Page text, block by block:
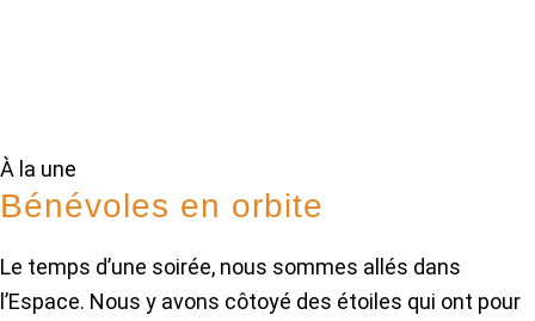
À la une
Bénévoles en orbite
Le temps d’une soirée, nous sommes allés dans
l’Espace. Nous y avons côtoyé des étoiles qui ont pour